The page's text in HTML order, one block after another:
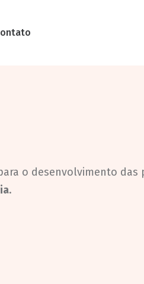
o desenvolvimento das
.